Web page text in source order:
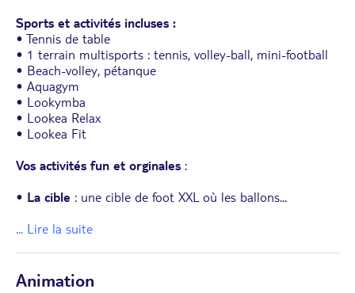
Sports et activités incluses :
• Tennis de table
• 1 terrain multisports : tennis, volley-ball, mini-football
• Beach-volley, pétanque
• Aquagym
• Lookymba
• Lookea Relax
• Lookea Fit
Vos activités fun et orginales :
• La cible : une cible de foot XXL où les ballons...
... Lire la suite
Animation